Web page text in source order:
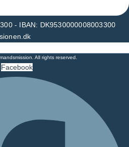
- IBAN: DK9530000008003300
All rights reserved.
Facebook